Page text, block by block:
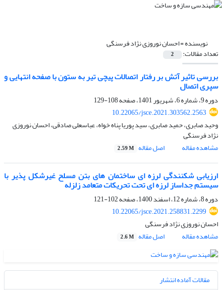
نویسنده =احسان نوروزی نژاد فرسنگی
تعداد مقالات: 2
بررسی تاثیر آتش بر رفتار اتصالات پیچی تیر به ستون با صفحه انتهایی و
سپری اتصال
دوره 9، شماره 6، شهریور 1401، صفحه
108-129
10.22065/jsce.2021.303562.2563
وحید صابری، حمید صابری، سید پوریا پناه خواه، عباسعلی صادقی، احسان نوروزی
نژاد فرسنگی
مشاهده مقاله
اصل مقاله 2.59 M
ارزیابی شکنندگی لرزه ای ساختمان های بتن مسلح غیرشکل پذیر با
سیستم جداساز لرزه ای تحت تحریکات متعامد زلزله
دوره 8، شماره 12، اسفند 1400، صفحه
102-121
10.22065/jsce.2021.258831.2299
احسان نوروزی نژاد فرسنگی
مشاهده مقاله
اصل مقاله 2.6 M
مقالات آماده انتشار